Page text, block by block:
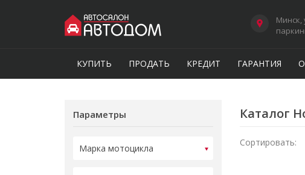
Минск,
КУПИТЬ ПРОДАТЬ КРЕДИТ ГАРАНТИЯ
Параметры Каталог
Сортировать: